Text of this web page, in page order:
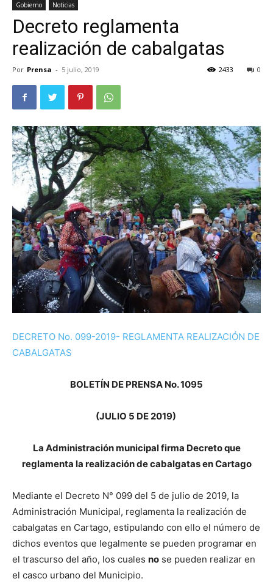
Gobierno Noticias
Decreto reglamenta
realización de cabalgatas
Por Prensa - 5 julio, 2019 0
2433
DECRETO No. 099-2019- REGLAMENTA REALIZACIÓN DE
CABALGATAS
BOLETÍN DE PRENSA No. 1095
(JULIO 5 DE 2019)
La Administración municipal firma Decreto que
reglamenta la realización de cabalgatas en Cartago
Mediante el Decreto N° 099 del 5 de julio de 2019, la
Administración Municipal, reglamenta la realización de
cabalgatas en Cartago, estipulando con ello el número de
dichos eventos que legalmente se pueden programar en
el trascurso del año, los cuales no se pueden realizar en
el casco urbano del Municipio.